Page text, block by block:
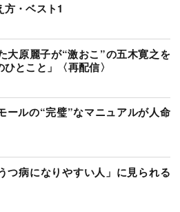
・ベスト1
大原麗子が“激おこ”の五木寛之を
とこと」〈再配信〉
ールの“完璧”なマニュアルが人命
つ病になりやすい人」に見られる